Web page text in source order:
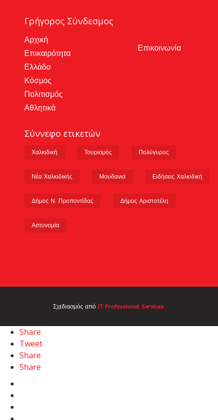
Γρήγορος Σύνδεσμος
Αρχική
Επικαιρότητα
Ελλάδα
Κόσμος
Πολιτισμός
Αθλητικά
Επικοινωνία
Σύννεφο ετικετών
Χαλκιδική Τουρισμός Πολύγυρος
Νέα Χαλκιδικής Μουδανιά Ειδήσεις Χαλκιδική
Δήμος Ν. Προποντίδας Δήμος Αριστοτέλη
Αστυνομία
Σχεδιασμός από IT Professional Services.
Share
Tweet
Share
Share